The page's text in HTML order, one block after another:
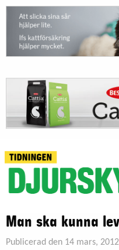
Man ska kunna
Publicerad den 14 mars, 2012